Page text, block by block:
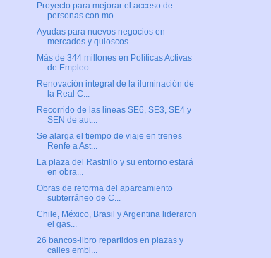
Proyecto para mejorar el acceso de
personas con mo...
Ayudas para nuevos negocios en
mercados y quioscos...
Más de 344 millones en Políticas Activas
de Empleo...
Renovación integral de la iluminación de
la Real C...
Recorrido de las líneas SE6, SE3, SE4 y
SEN de aut...
Se alarga el tiempo de viaje en trenes
Renfe a Ast...
La plaza del Rastrillo y su entorno estará
en obra...
Obras de reforma del aparcamiento
subterráneo de C...
Chile, México, Brasil y Argentina lideraron
el gas...
26 bancos-libro repartidos en plazas y
calles embl...